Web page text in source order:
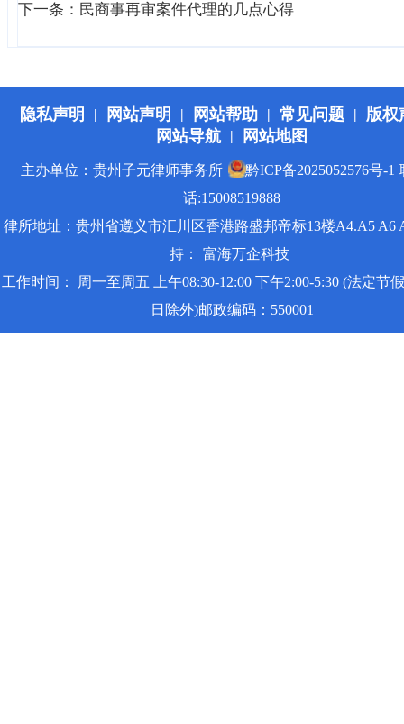
下一条： 民商事再审案件代理的几点心得
隐私声明 | 网站声明 | 网站帮助 | 常见问题 |
版权
网站导航
| 网站地图
主办单位：贵州子元律师事务所 黔ICP备2025052576号-1
话:15008519888
律所地址：贵州省遵义市汇川区香港路盛邦帝标13楼A4.A5 A6
持：
富海万企科技
工作时间： 周一至周五 上午08:30-12:00 下午2:00-5:30 (法定节
日除外)邮政编码：550001